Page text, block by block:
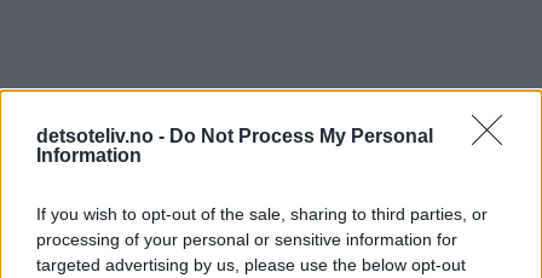
detsoteliv.no - Do Not Process My Personal
Information
If you wish to opt-out of the sale, sharing to third parties, or
processing of your personal or sensitive information for
targeted advertising by us, please use the below opt-out